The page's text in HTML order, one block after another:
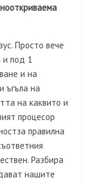
Просто вече
и под 1
и на
ъгъла на
на каквито и
процесор
правилна
Разбира
нашите